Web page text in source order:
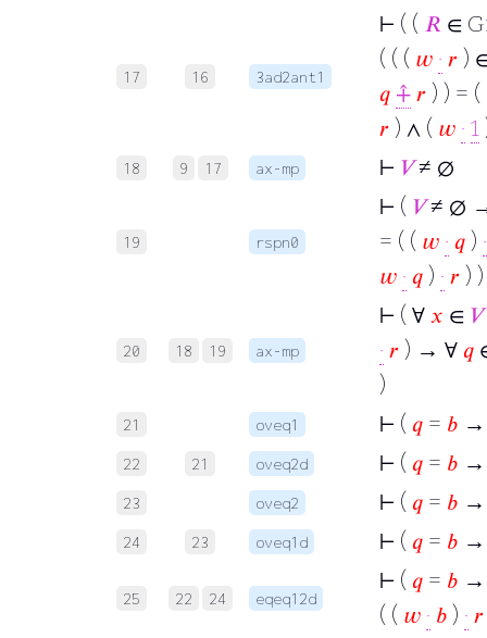
17 16 3ad2ant1
⊢ ( ( 𝑅 ∈
( ( ( 𝑤 · 𝑟 )
𝑞 ⨣𝑟 ) ) =
𝑟 ) ∧ ( 𝑤 · 1
18 9 17 ax-mp ⊢ 𝑉≠ ∅
19 rspn0
⊢ ( 𝑉≠ ∅
= ( ( 𝑤 · 𝑞 ) ·
𝑤 · 𝑞 ) · 𝑟 )
20 18 19 ax-mp
⊢ ( ∀𝑥 ∈ 𝑉
· 𝑟 ) → ∀𝑞
)
21 oveq1 ⊢ ( 𝑞 = 𝑏
22 21 oveq2d ⊢ ( 𝑞 = 𝑏
23 oveq2 ⊢ ( 𝑞 = 𝑏
24 23 oveq1d ⊢ ( 𝑞 = 𝑏
25 22 24 eqeq12d
⊢ ( 𝑞 = 𝑏
( ( 𝑤 · 𝑏 ) · 𝑟